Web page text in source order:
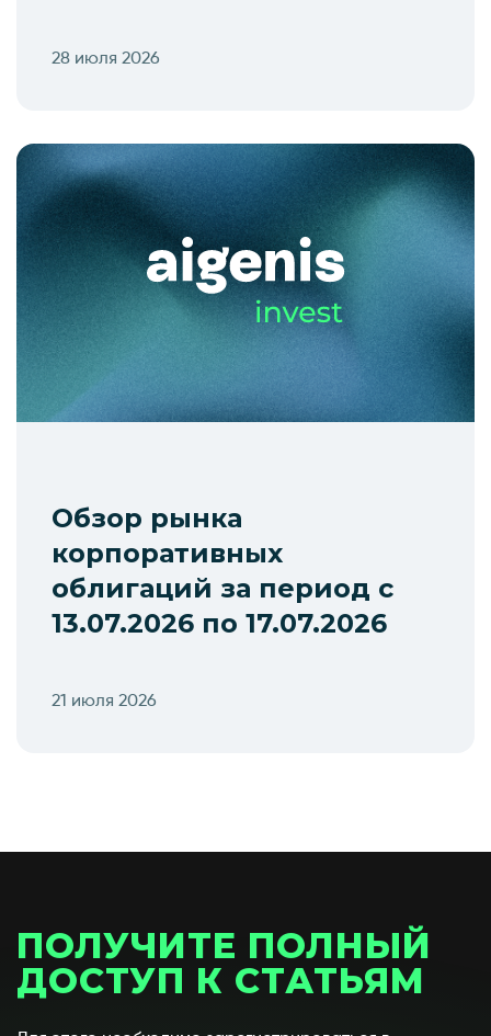
28 июля 2026
Обзор рынка
корпоративных
облигаций за период с
13.07.2026 по 17.07.2026
21 июля 2026
ПОЛУЧИТЕ ПОЛНЫЙ
ДОСТУП К СТАТЬЯМ